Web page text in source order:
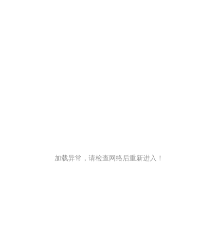
加载异常，请检查网络后重新进入！